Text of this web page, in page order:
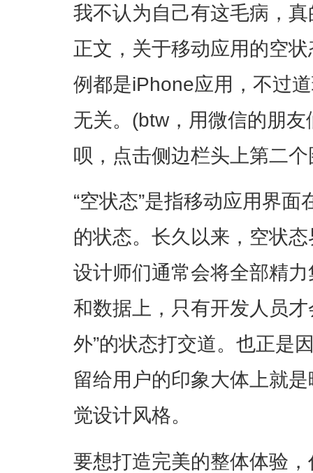
我不认为自己有这毛病，
正文，关于移动应用的空
例都是iPhone应用，不过
无关。(btw，用微信的朋
呗，点击侧边栏头上第二
“空状态”是指移动应用界
的状态。长久以来，空状
设计师们通常会将全部精
和数据上，只有开发人员
外”的状态打交道。也正是
留给用户的印象大体上就
觉设计风格。
要想打造完美的整体体验